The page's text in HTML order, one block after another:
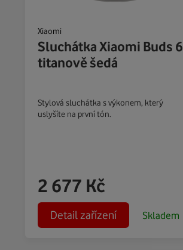
Xiaomi
Sluchátka Xiaomi Buds 6
titanově šedá
Stylová sluchátka s výkonem, který
uslyšíte na první tón.
2 677 Kč
Detail zařízení Skladem